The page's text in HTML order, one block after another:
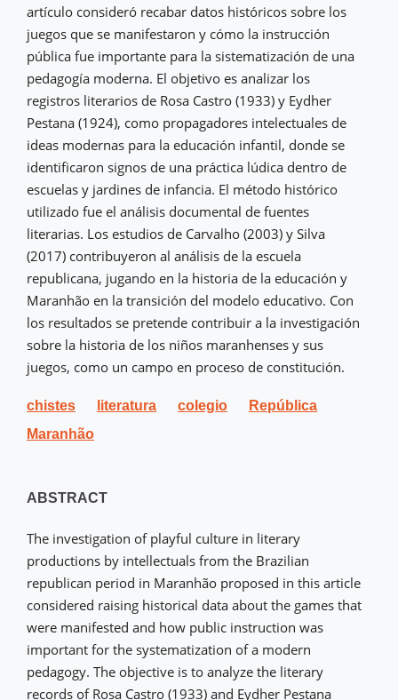
artículo consideró recabar datos históricos sobre los
juegos que se manifestaron y cómo la instrucción
pública fue importante para la sistematización de una
pedagogía moderna. El objetivo es analizar los
registros literarios de Rosa Castro (1933) y Eydher
Pestana (1924), como propagadores intelectuales de
ideas modernas para la educación infantil, donde se
identificaron signos de una práctica lúdica dentro de
escuelas y jardines de infancia. El método histórico
utilizado fue el análisis documental de fuentes
literarias. Los estudios de Carvalho (2003) y Silva
(2017) contribuyeron al análisis de la escuela
republicana, jugando en la historia de la educación y
Maranhão en la transición del modelo educativo. Con
los resultados se pretende contribuir a la investigación
sobre la historia de los niños maranhenses y sus
juegos, como un campo en proceso de constitución.
chistes literatura colegio
República
Maranhão
ABSTRACT
The investigation of playful culture in literary
productions by intellectuals from the Brazilian
republican period in Maranhão proposed in this article
considered raising historical data about the games that
were manifested and how public instruction was
important for the systematization of a modern
pedagogy. The objective is to analyze the literary
records of Rosa Castro (1933) and Eydher Pestana